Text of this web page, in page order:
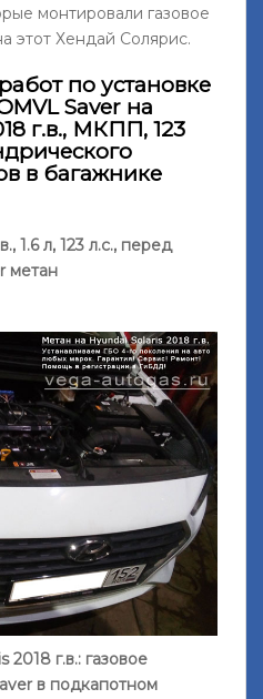
монтировали газовое
этот Хендай Солярис.
по установке
Saver на
г.в., МКПП, 123
в багажнике
1.6 л, 123 л.с., перед
метан
2018 г.в.: газовое
в подкапотном